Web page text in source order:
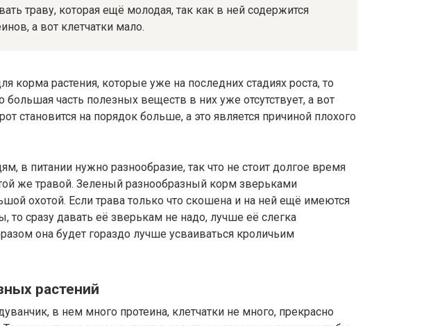
траву, которая ещё молодая, так как в ней содержится
а вот клетчатки мало.
корма растения, которые уже на последних стадиях роста, то
большая часть полезных веществ в них уже отсутствует, а вот
становится на порядок больше, а это является причиной плохого
в питании нужно разнообразие, так что не стоит долгое время
же травой. Зеленый разнообразный корм зверьками
охотой. Если трава только что скошена и на ней ещё имеются
то сразу давать её зверькам не надо, лучше её слегка
она будет гораздо лучше усваиваться кроличьим
растений
в нем много протеина, клетчатки не много, прекрасно